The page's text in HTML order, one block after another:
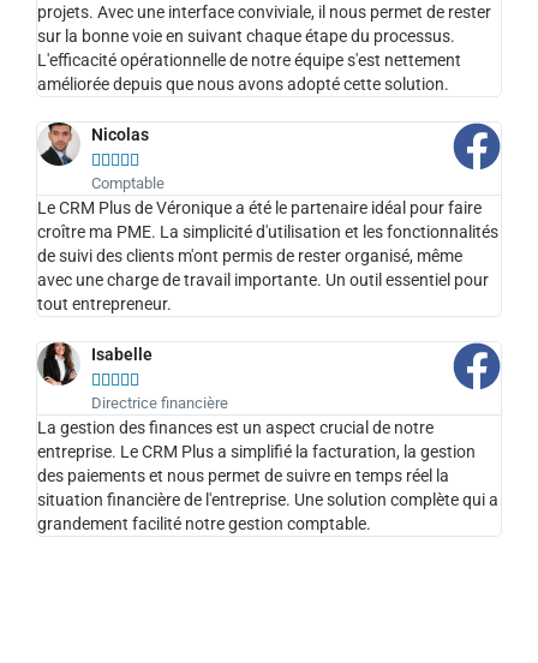
projets. Avec une interface conviviale, il nous permet de rester
sur la bonne voie en suivant chaque étape du processus.
L'efficacité opérationnelle de notre équipe s'est nettement
améliorée depuis que nous avons adopté cette solution.
Nicolas

Comptable
Le CRM Plus de Véronique a été le partenaire idéal pour faire
croître ma PME. La simplicité d'utilisation et les fonctionnalités
de suivi des clients m'ont permis de rester organisé, même
avec une charge de travail importante. Un outil essentiel pour
tout entrepreneur.
Isabelle

Directrice financière
La gestion des finances est un aspect crucial de notre
entreprise. Le CRM Plus a simplifié la facturation, la gestion
des paiements et nous permet de suivre en temps réel la
situation financière de l'entreprise. Une solution complète qui a
grandement facilité notre gestion comptable.